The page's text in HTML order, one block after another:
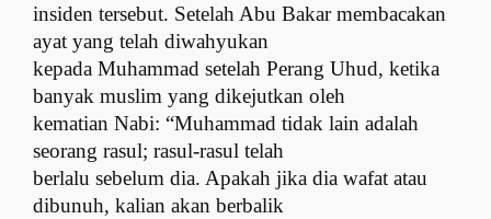
insiden tersebut. Setelah Abu Bakar membacakan
ayat yang telah diwahyukan
kepada Muhammad setelah Perang Uhud, ketika
banyak muslim yang dikejutkan oleh
kematian Nabi: “Muhammad tidak lain adalah
seorang rasul; rasul-rasul telah
berlalu sebelum dia. Apakah jika dia wafat atau
dibunuh, kalian akan berbalik